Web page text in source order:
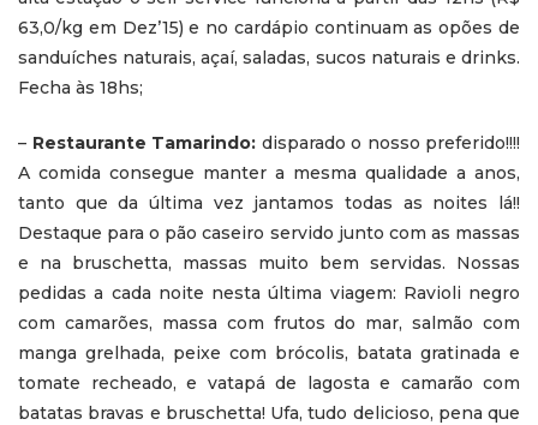
63,0/kg em Dez’15) e no cardápio continuam as opões de
sanduíches naturais, açaí, saladas, sucos naturais e drinks.
Fecha às 18hs;
– Restaurante Tamarindo: disparado o nosso preferido!!!!
A comida consegue manter a mesma qualidade a anos,
tanto que da última vez jantamos todas as noites lá!!
Destaque para o pão caseiro servido junto com as massas
e na bruschetta, massas muito bem servidas. Nossas
pedidas a cada noite nesta última viagem: Ravioli negro
com camarões, massa com frutos do mar, salmão com
manga grelhada, peixe com brócolis, batata gratinada e
tomate recheado, e vatapá de lagosta e camarão com
batatas bravas e bruschetta! Ufa, tudo delicioso, pena que